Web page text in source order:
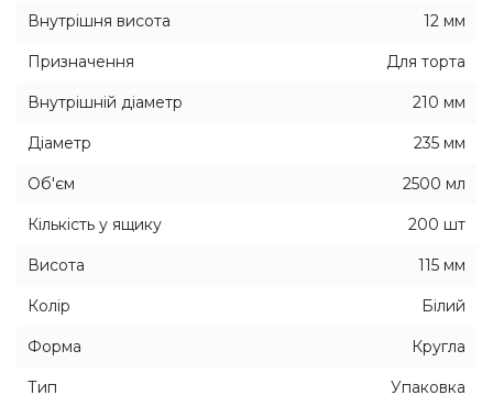
Внутрішня висота 12 мм
Призначення Для торта
Внутрішній діаметр 210 мм
Діаметр 235 мм
Об'єм 2500 мл
Кількість у ящику 200 шт
Висота 115 мм
Колір Білий
Форма Кругла
Тип Упаковка